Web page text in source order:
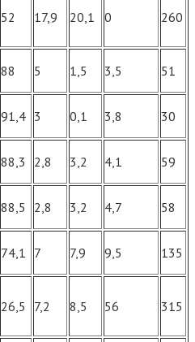
52 17,9 20,1 0 260
88 5 1,5 3,5 51
91,4 3 0,1 3,8 30
88,3 2,8 3,2 4,1 59
88,5 2,8 3,2 4,7 58
74,1 7 7,9 9,5 135
26,5 7,2 8,5 56 315